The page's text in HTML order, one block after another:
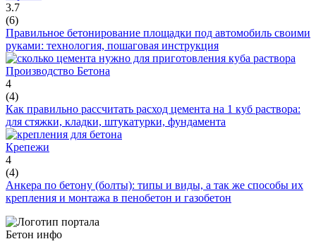
3.7
(6)
Правильное бетонирование площадки под автомобиль своими
руками: технология, пошаговая инструкция
Производство Бетона
4
(4)
Как правильно рассчитать расход цемента на 1 куб раствора:
для стяжки, кладки, штукатурки, фундамента
Крепежи
4
(4)
Анкера по бетону (болты): типы и виды, а так же способы их
крепления и монтажа в пенобетон и газобетон
Бетон инфо